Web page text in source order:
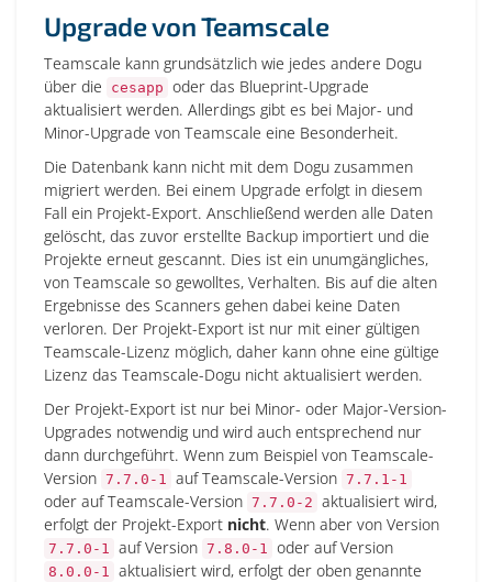
Upgrade von Teamscale
Teamscale kann grundsätzlich wie jedes andere Dogu
über die
cesapp oder das Blueprint-Upgrade
aktualisiert werden. Allerdings gibt es bei Major- und
Minor-Upgrade von Teamscale eine Besonderheit.
Die Datenbank kann nicht mit dem Dogu zusammen
migriert werden. Bei einem Upgrade erfolgt in diesem
Fall ein Projekt-Export. Anschließend werden alle Daten
gelöscht, das zuvor erstellte Backup importiert und die
Projekte erneut gescannt. Dies ist ein unumgängliches,
von Teamscale so gewolltes, Verhalten. Bis auf die alten
Ergebnisse des Scanners gehen dabei keine Daten
verloren. Der Projekt-Export ist nur mit einer gültigen
Teamscale-Lizenz möglich, daher kann ohne eine gültige
Lizenz das Teamscale-Dogu nicht aktualisiert werden.
Der Projekt-Export ist nur bei Minor- oder Major-Version-
Upgrades notwendig und wird auch entsprechend nur
dann durchgeführt. Wenn zum Beispiel von Teamscale-
Version 7.7.0-1 auf Teamscale-Version 7.7.1-1
oder auf Teamscale-Version 7.7.0-2 aktualisiert wird,
erfolgt der Projekt-Export nicht. Wenn aber von Version
7.7.0-1 auf Version 7.8.0-1 oder auf Version
8.0.0-1 aktualisiert wird, erfolgt der oben genannte